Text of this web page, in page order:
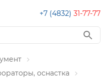
+7 (4832) 31-77-77
оснастка